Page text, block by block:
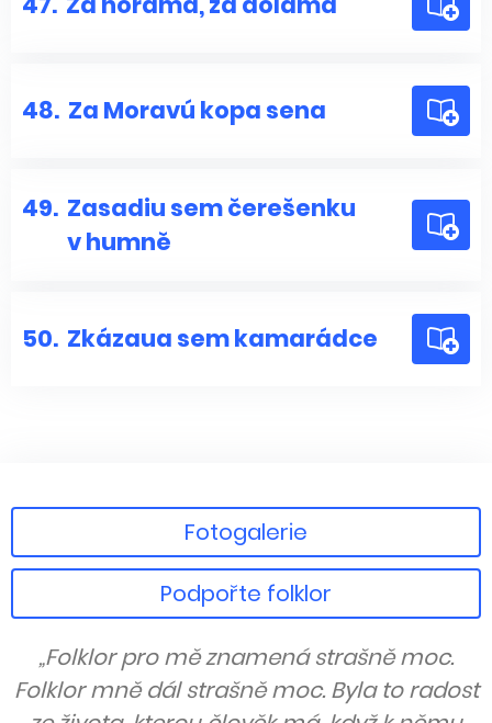
48. Za Moravú kopa sena
49. Zasadiu sem čerešenku
v humně
50. Zkázaua sem kamarádce
Fotogalerie
Podpořte folklor
„Folklor pro mě znamená strašně moc.
Folklor mně dál strašně moc. Byla to radost